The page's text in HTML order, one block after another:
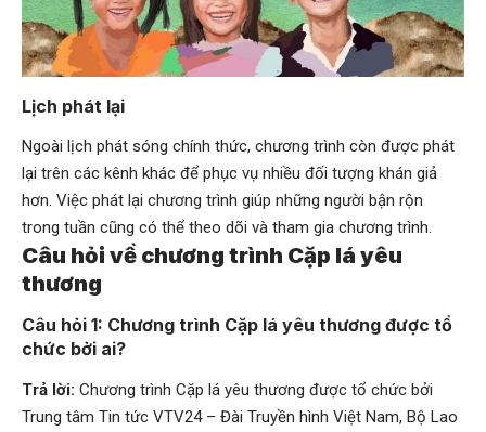
Lịch phát lại
Ngoài lịch phát sóng chính thức, chương trình còn được phát
lại trên các kênh khác để phục vụ nhiều đối tượng khán giả
hơn. Việc phát lại chương trình giúp những người bận rộn
trong tuần cũng có thể theo dõi và tham gia chương trình.
Câu hỏi về chương trình Cặp lá yêu
thương
Câu hỏi 1: Chương trình Cặp lá yêu thương được tổ
chức bởi ai?
Trả lời: Chương trình Cặp lá yêu thương được tổ chức bởi
Trung tâm Tin tức VTV24 – Đài Truyền hình Việt Nam, Bộ Lao